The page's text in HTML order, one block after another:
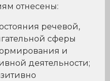
отнесены:
речевой,
сферы
и
деятельности;